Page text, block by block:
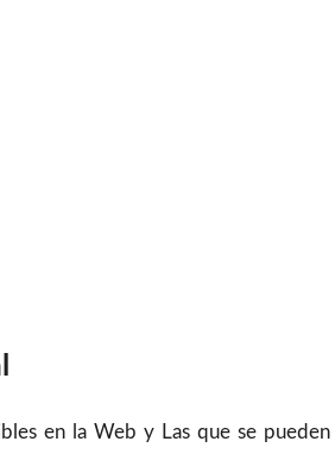
en la Web y Las que se pueden